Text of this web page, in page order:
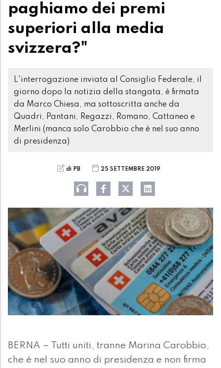
paghiamo dei premi
superiori alla media
svizzera?"
L'interrogazione inviata al Consiglio Federale, il
giorno dopo la notizia della stangata, è firmata
da Marco Chiesa, ma sottoscritta anche da
Quadri, Pantani, Regazzi, Romano, Cattaneo e
Merlini (manca solo Carobbio che è nel suo anno
di presidenza)
di PB 25 SETTEMBRE 2019
BERNA – Tutti uniti, tranne Marina Carobbio,
che è nel suo anno di presidenza e non firma